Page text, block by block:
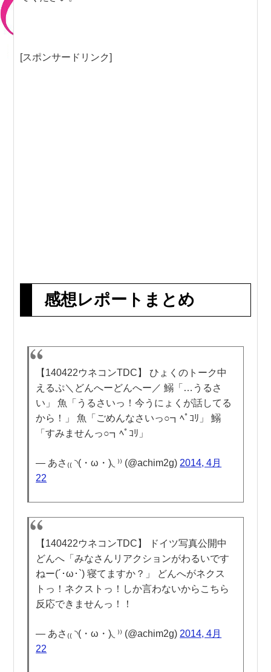
[スポンサードリンク]
感想レポートまとめ
【140422ウネコンTDC】 ひょくのトーク中
えるぷ＼どんへーどんへー／ 鰯「…うるさ
い」 魚「うるさいっ！今うにょくが話してる
から！」 魚「ごめんなさいっ○┓ﾍﾟｺﾘ」 鰯
「すみませんっ○┓ﾍﾟｺﾘ」
— あさ₍₍ ◝(・ω・)◟ ⁾⁾ (@achim2g) 2014, 4月
22
【140422ウネコンTDC】 ドイツ写真公開中
どんへ「みなさんリアクションがわるいです
ねー(´･ω･`) 寝てますか？」 どんへがネクス
トっ！ネクストっ！しか言わないからこちら
反応できませんっ！！
— あさ₍₍ ◝(・ω・)◟ ⁾⁾ (@achim2g)2014, 4月
22